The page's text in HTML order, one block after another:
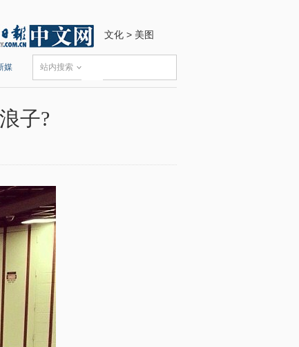
文化 > 美图
媒
站内搜索
子?